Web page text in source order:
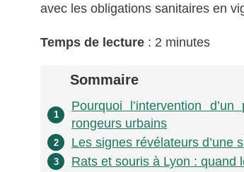
avec les obligations sanitaires en
Temps de lecture : 2 minutes
Sommaire
1
Pourquoi l’intervention
rongeurs urbains
2 Les signes révélateurs d’une
3 Rats et souris à Lyon : quand